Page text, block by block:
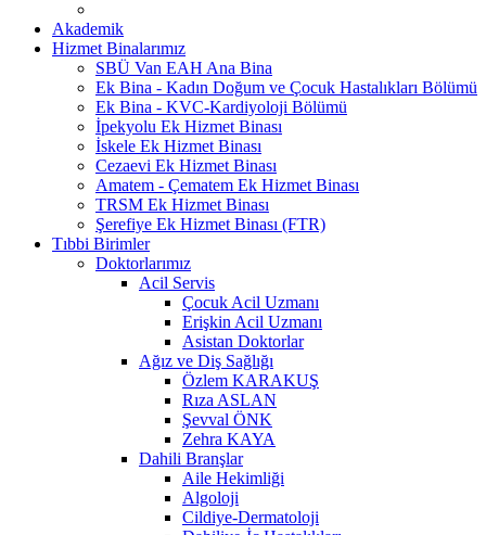
Akademik
Hizmet Binalarımız
SBÜ Van EAH Ana Bina
Ek Bina - Kadın Doğum ve Çocuk Hastalıkları Bölümü
Ek Bina - KVC-Kardiyoloji Bölümü
İpekyolu Ek Hizmet Binası
İskele Ek Hizmet Binası
Cezaevi Ek Hizmet Binası
Amatem - Çematem Ek Hizmet Binası
TRSM Ek Hizmet Binası
Şerefiye Ek Hizmet Binası (FTR)
Tıbbi Birimler
Doktorlarımız
Acil Servis
Çocuk Acil Uzmanı
Erişkin Acil Uzmanı
Asistan Doktorlar
Ağız ve Diş Sağlığı
Özlem KARAKUŞ
Rıza ASLAN
Şevval ÖNK
Zehra KAYA
Dahili Branşlar
Aile Hekimliği
Algoloji
Cildiye-Dermatoloji